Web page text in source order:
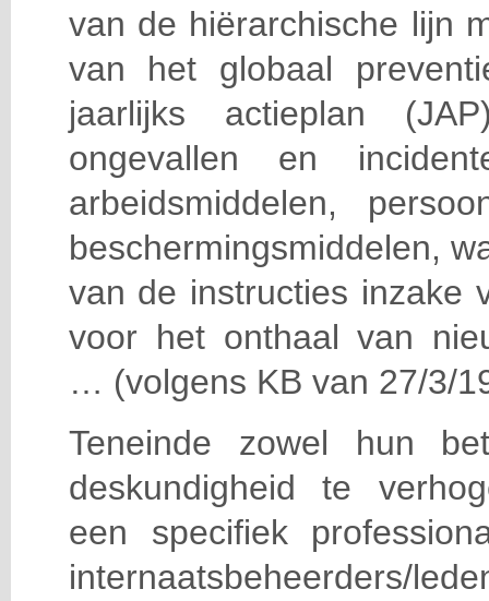
van de hiërarchische lijn
van het globaal
jaarlijks actieplan
ongevallen en
arbeidsmiddelen,
beschermingsmiddelen,
van de instructies inzake
voor het onthaal van
… (volgens KB van 27/3/
Teneinde zowel hun
deskundigheid te
een specifiek